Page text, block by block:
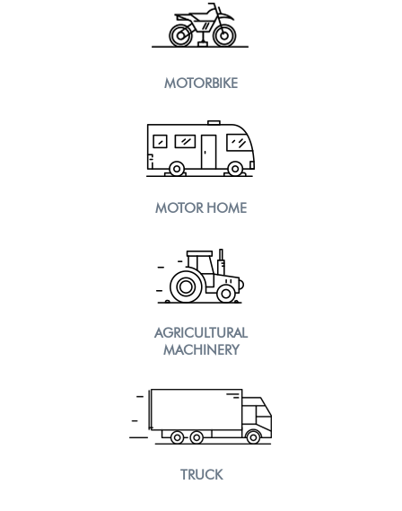
MOTORBIKE
MOTOR HOME
AGRICULTURAL
MACHINERY
TRUCK